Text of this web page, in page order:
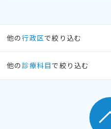
他の行政区で絞り込む
他の 診療科目で絞り込む